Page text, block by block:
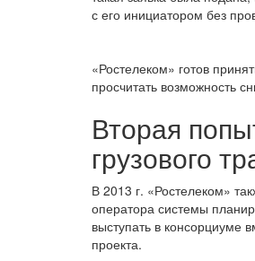
с его инициатором без
«Ростелеком» готов
просчитать возможность
Вторая
грузового
В 2013 г. «Ростелеком»
оператора системы
выступать в
проекта.